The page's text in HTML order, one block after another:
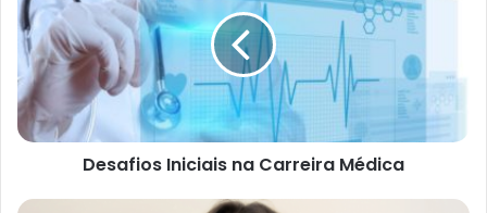
Desafios Iniciais na Carreira Médica